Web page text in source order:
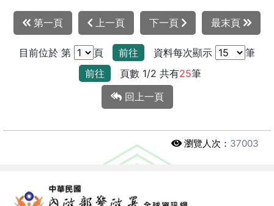
第一頁 上一頁 下一頁 最末頁
目前位於 第 頁 前往 資料每次顯示
筆
前往
頁數 1/2 共有25筆
回上一頁
瀏覽人次： 37003